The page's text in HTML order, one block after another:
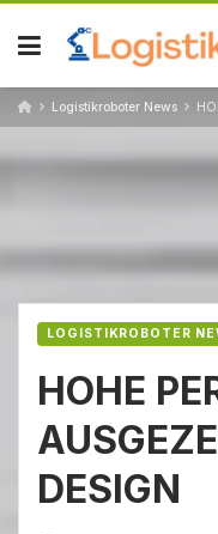
Skip
content
Logistikroboter News
LOGISTIKROBOTER
HOHE
DESIGN